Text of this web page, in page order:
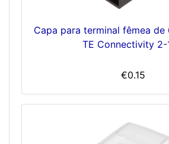
Capa para terminal fêmea
TE Connectivity 2-
€0.15